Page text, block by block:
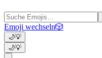
Emoji wechseln🎲
🌙💡
🌙💡